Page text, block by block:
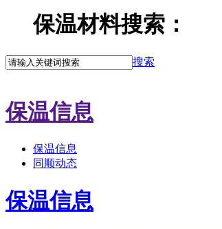
保温材料搜索：
搜索
保温信息
保温信息
同顺动态
保温信息